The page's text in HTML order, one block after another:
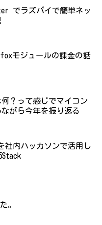
でラズパイで簡単ネッ
モジュールの課金の話
？って感じでマイコン
がら今年を振り返る
社内ハッカソンで活用し
。